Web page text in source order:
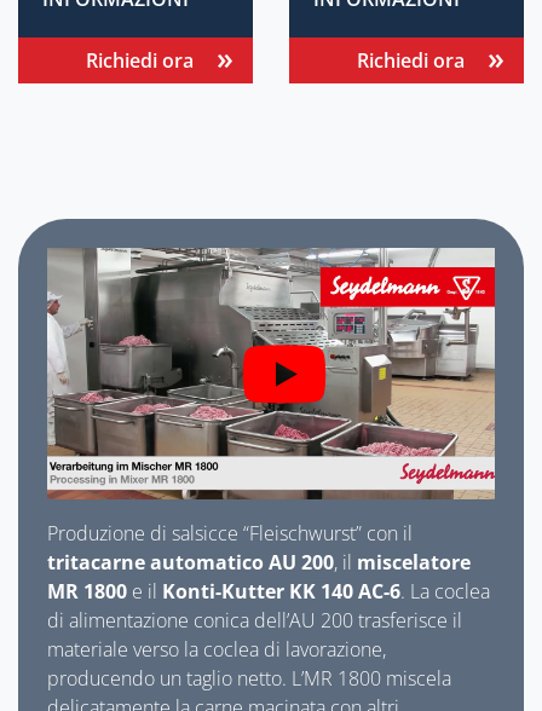
Richiedi ora Richiedi ora
Produzione di salsicce “Fleischwurst” con il
tritacarne automatico AU 200, il miscelatore
MR 1800 e il Konti-Kutter KK 140 AC-6. La coclea
di alimentazione conica dell’AU 200 trasferisce il
materiale verso la coclea di lavorazione,
producendo un taglio netto. L’MR 1800 miscela